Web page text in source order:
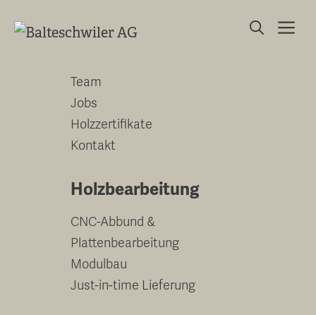
zum
Team
Jobs
Holzzertifikate
Kontakt
Holzbearbeitung
CNC-Abbund &
Plattenbearbeitung
Modulbau
Just-in-time Lieferung